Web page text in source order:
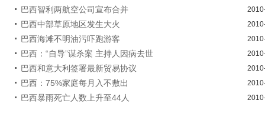
巴西智利两航空公司宣布合并
巴西中部草原地区发生大火
巴西海滩不明油污吓跑游客
巴西：“自导”谋杀案 主持人因病去世
巴西和意大利签署最新贸易协议
巴西：75%家庭每月入不敷出
巴西暴雨死亡人数上升至44人